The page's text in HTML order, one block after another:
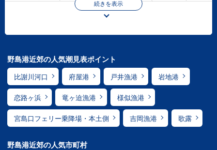
続きを表示
野島港近郊の人気潮見表ポイント
比謝川河口 府屋港 戸井漁港 岩地港
恋路ヶ浜 竜ヶ迫漁港 様似漁港
宮島口フェリー乗降場・本土側 吉岡漁港 歌露
野島港近郊の人気市町村